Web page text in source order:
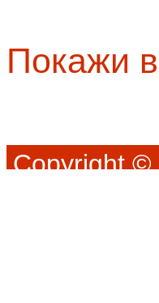
Покажи
Copyright ©